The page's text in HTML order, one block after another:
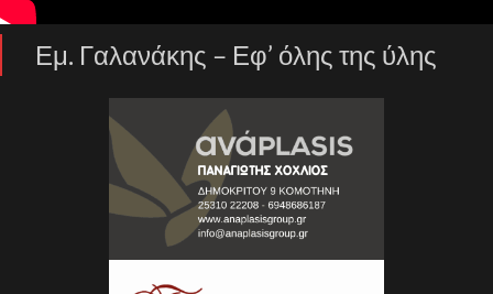
Εμ. Γαλανάκης – Εφ’ όλης της ύλης